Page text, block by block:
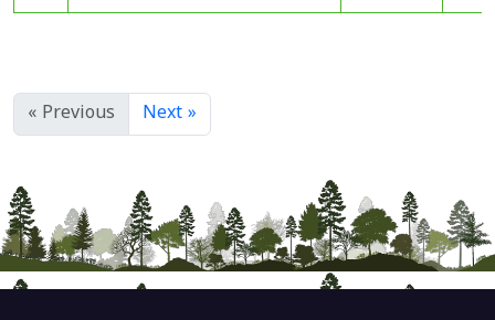
« Previous Next »